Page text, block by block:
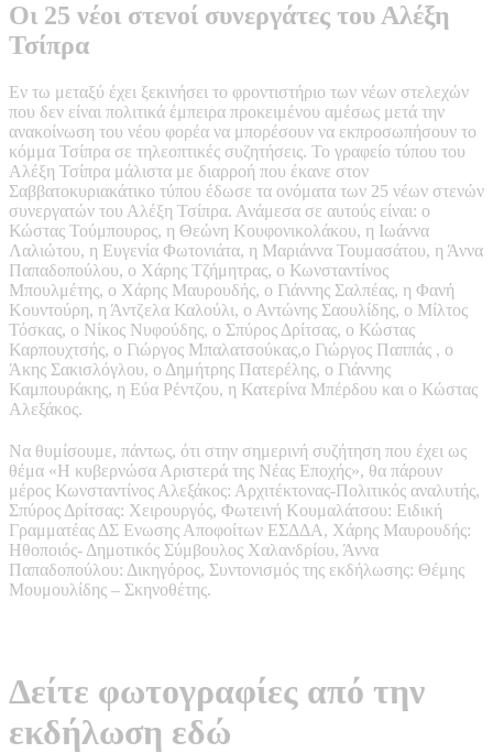
Οι 25 νέοι στενοί συνεργάτες του Αλέξη
Τσίπρα
Εν τω μεταξύ έχει ξεκινήσει το φροντιστήριο των νέων στελεχών
που δεν είναι πολιτικά έμπειρα προκειμένου αμέσως μετά την
ανακοίνωση του νέου φορέα να μπορέσουν να εκπροσωπήσουν το
κόμμα Τσίπρα σε τηλεοπτικές συζητήσεις. Το γραφείο τύπου του
Αλέξη Τσίπρα μάλιστα με διαρροή που έκανε στον
Σαββατοκυριακάτικο τύπου έδωσε τα ονόματα των 25 νέων στενών
συνεργατών του Αλέξη Τσίπρα. Ανάμεσα σε αυτούς είναι: ο
Κώστας Τούμπουρος, η Θεώνη Κουφονικολάκου, η Ιωάννα
Λαλιώτου, η Ευγενία Φωτονιάτα, η Μαριάννα Τουμασάτου, η Άννα
Παπαδοπούλου, ο Χάρης Τζήμητρας, ο Κωνσταντίνος
Μπουλμέτης, ο Χάρης Μαυρουδής, ο Γιάννης Σαλπέας, η Φανή
Κουντούρη, η Άντζελα Καλούλι, ο Αντώνης Σαουλίδης, ο Μίλτος
Τόσκας, ο Νίκος Νυφούδης, ο Σπύρος Δρίτσας, ο Κώστας
Καρπουχτσής, ο Γιώργος Μπαλατσούκας,ο Γιώργος Παππάς , ο
Άκης Σακισλόγλου, ο Δημήτρης Πατερέλης, ο Γιάννης
Καμπουράκης, η Εύα Ρέντζου, η Κατερίνα Μπέρδου και ο Κώστας
Αλεξάκος.
Να θυμίσουμε, πάντως, ότι στην σημερινή συζήτηση που έχει ως
θέμα «Η κυβερνώσα Αριστερά της Νέας Εποχής», θα πάρουν
μέρος Κωνσταντίνος Αλεξάκος: Αρχιτέκτονας-Πολιτικός αναλυτής,
Σπύρος Δρίτσας: Χειρουργός, Φωτεινή Κουμαλάτσου: Ειδική
Γραμματέας ΔΣ Ενωσης Αποφοίτων ΕΣΔΔΑ, Χάρης Μαυρουδής:
Ηθοποιός- Δημοτικός Σύμβουλος Χαλανδρίου, Άννα
Παπαδοπούλου: Δικηγόρος, Συντονισμός της εκδήλωσης: Θέμης
Μουμουλίδης – Σκηνοθέτης.
Δείτε φωτογραφίες από την
εκδήλωση εδώ